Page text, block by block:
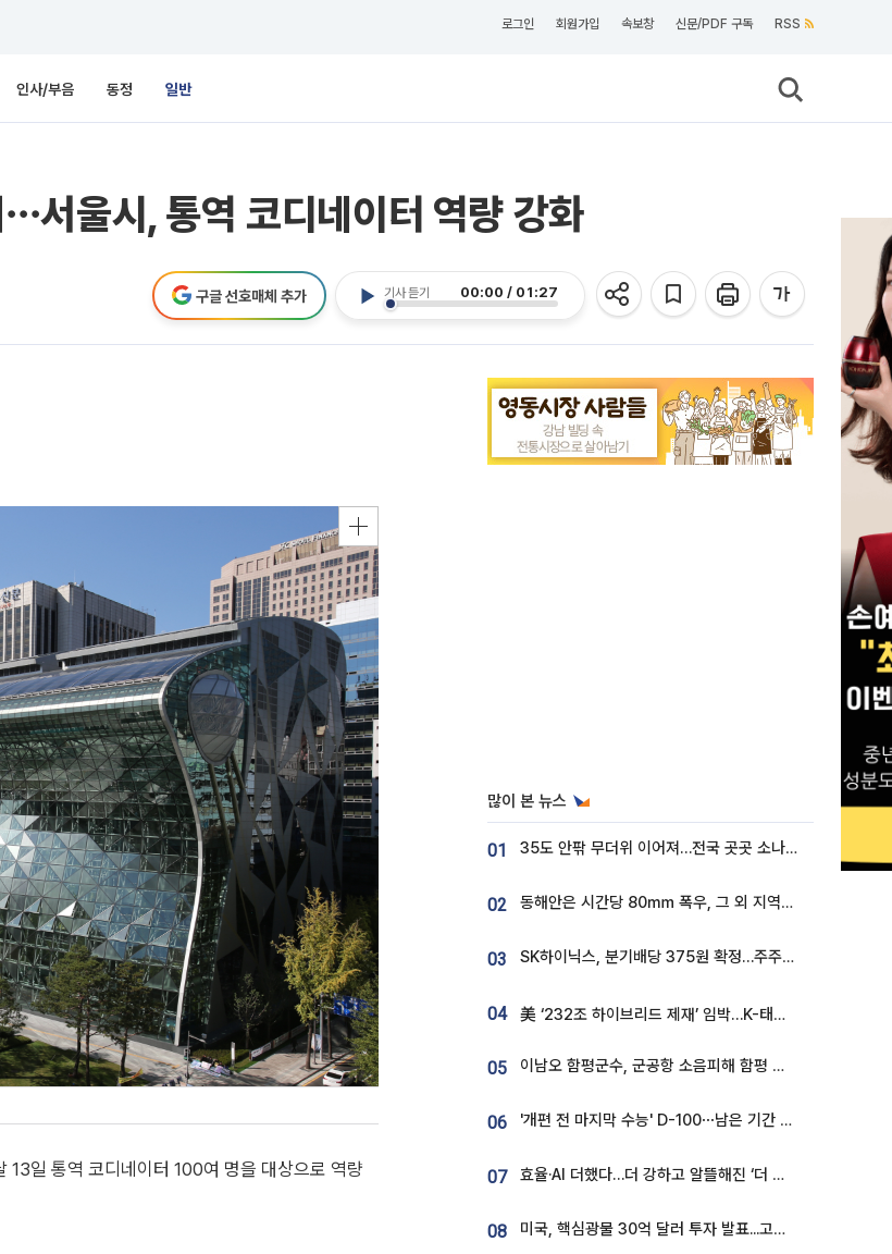
로그인 회원가입 속보창 신문/PDF 구독 RSS
인사/부음 동정 일반
서울시, 통역 코디네이터 역량 강화
기사 듣기 00:00 / 01:27
구글 선호매체 추가
13일 통역 코디네이터 100여 명을 대상으로 역량
많이 본 뉴스
01 35도 안팎 무더위 이어져…전국 곳곳 소나기 [오늘 날씨]
02 동해안은 시간당 80㎜ 폭우, 그 외 지역은 폭염…‘극과 극 날씨’
03 SK하이닉스, 분기배당 375원 확정…주주환원책 9월로 앞당겨 발표
04 美 ‘232조 하이브리드 제재’ 임박…K-태양광, 불확실성 털고 날개 다나
05 이남오 함평군수, 군공항 소음피해 함평 보상 요구
06 '개편 전 마지막 수능' D-100⋯남은 기간 성적 올릴 전략은
07 효율·AI 더했다…더 강하고 알뜰해진 ‘더 뉴 그랜저 하이브리드’ [ET의 모빌리티]
08 미국, 핵심광물 30억 달러 투자 발표...고려아연 대미투자 언급